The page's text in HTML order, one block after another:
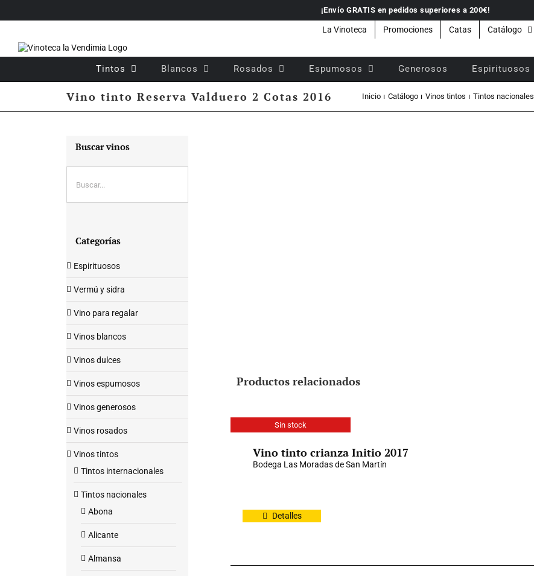
¡Envío GRATIS en pedidos superiores a 200€!
La Vinoteca Promociones Catas Catálogo
Tintos Blancos Rosados Espumosos Generosos Espirituosos
Vino tinto Reserva Valduero 2 Cotas 2016 Inicio Catálogo Vinos tintos Tintos nacionales
Productos relacionados
Sin stock
Vino tinto crianza Initio 2017
Bodega Las Moradas de San Martín
Detalles
Buscar vinos
Categorías
Espirituosos
Vermú y sidra
Vino para regalar
Vinos blancos
Vinos dulces
Vinos espumosos
Vinos generosos
Vinos rosados
Vinos tintos
Tintos internacionales
Tintos nacionales
Abona
Alicante
Almansa